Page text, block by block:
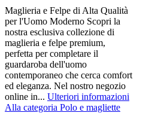
Maglieria e Felpe di Alta Qualità
per l'Uomo Moderno Scopri la
nostra esclusiva collezione di
maglieria e felpe premium,
perfetta per completare il
guardaroba dell'uomo
contemporaneo che cerca comfort
ed eleganza. Nel nostro negozio
online in... Ulteriori informazioni
Alla categoria Polo e magliette